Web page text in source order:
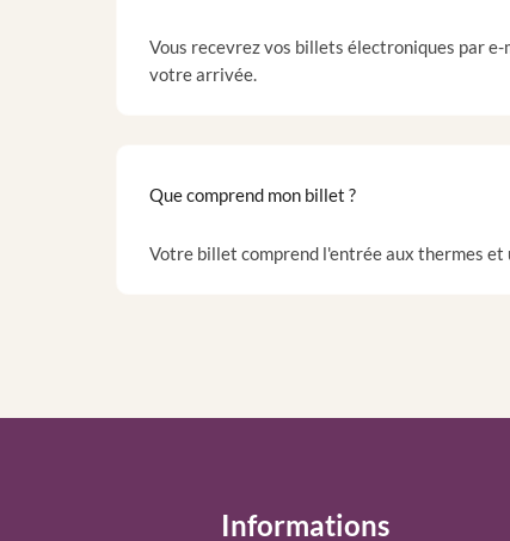
Vous recevrez vos billets électroniques par
votre arrivée.
Que comprend mon billet ?
Votre billet comprend l'entrée aux thermes et
Informations